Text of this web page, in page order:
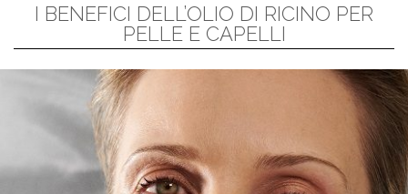
I BENEFICI DELL’OLIO DI RICINO PER
PELLE E CAPELLI